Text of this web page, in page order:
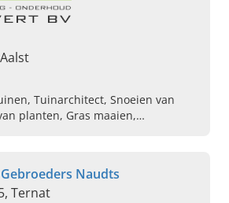
Tuinarchitect, Snoeien van
planten, Gras maaien,
Naudts
Ternat